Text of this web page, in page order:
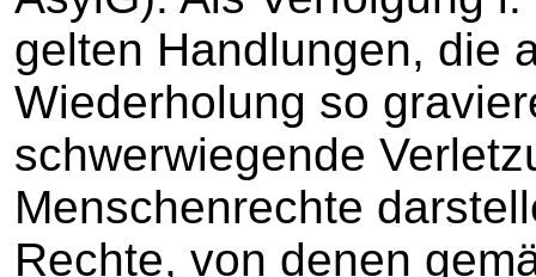
gelten Handlungen, die
Wiederholung so
schwerwiegende
Menschenrechte
Rechte, von denen